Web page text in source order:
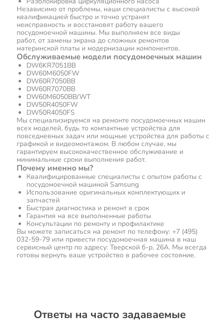
Независимо от проблемы, наши специалисты с высокой
квалификацией быстро и точно устранят
неисправность и восстановят работу вашего
посудомоечной машины. Мы выполняем все виды
работ, от замены экрана до сложных ремонтов
материнской платы и модернизации компонентов.
Обслуживаемые модели посудомоечных машин
DW6KR7051BB
DW60M6050FW
DW60R7050BB
DW60R7070BB
DW60M6050BB/WT
DW50R4050FW
DW50R4050FS
Мы специализируемся на ремонте посудомоечных машин
всех моделей, будь то компактные устройства для
повседневных задач или мощные устройства для работы с
графикой и видеомонтажом. В любом случае, мы
гарантируем высококачественное обслуживание и
минимальные сроки выполнения работ.
Почему именно мы?
Квалифицированные специалисты с опытом работы с
посудомоечной машиной Samsung
Использование оригинальных комплектующих и
запчастей
Быстрая диагностика и ремонт в срок
Гарантия на все выполненные работы
Консультации по ремонту и профилактике
Вы можете записаться на ремонт по телефону: +7 (495)
032-59-79 или привести посудомоечная машина в наш
сервисный центр по адресу: Тверской б-р, 26А. Мы всегда
готовы вернуть ваше устройство в рабочее состояние.
Ответы на часто задаваемые